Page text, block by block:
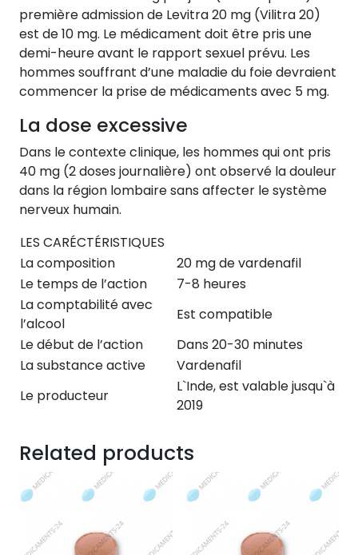
première admission de Levitra 20 mg (Vilitra 20)
est de 10 mg. Le médicament doit être pris une
demi-heure avant le rapport sexuel prévu. Les
hommes souffrant d’une maladie du foie devraient
commencer la prise de médicaments avec 5 mg.
La dose excessive
Dans le contexte clinique, les hommes qui ont pris
40 mg (2 doses journalière) ont observé la douleur
dans la région lombaire sans affecter le système
nerveux humain.
LES CARÉCTÉRISTIQUES
La composition
20 mg de vardenafil
Le temps de l’action
7-8 heures
La comptabilité avec
l’alcool
Est compatible
Le début de l’action
Dans 20-30 minutes
La substance active
Vardenafil
Le producteur
L`Inde, est valable jusqu`à
2019
Related products